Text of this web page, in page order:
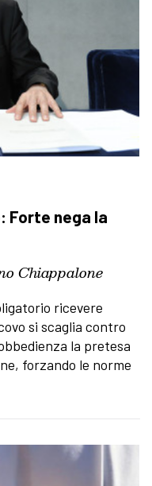
Forte nega la
Chiappalone
ricevere
si scaglia contro
la pretesa
forzando le norme